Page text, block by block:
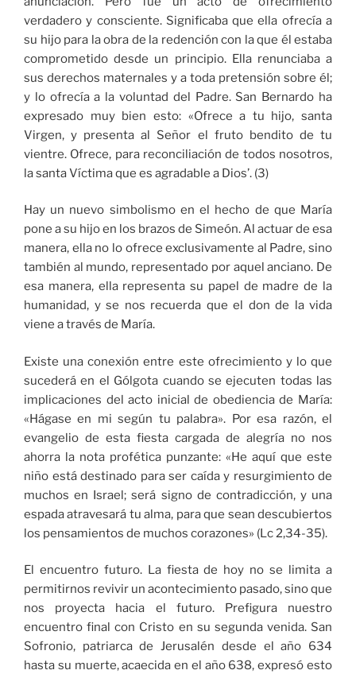
verdadero y consciente. Significaba que ella ofrecía a
su hijo para la obra de la redención con la que él estaba
comprometido desde un principio. Ella renunciaba a
sus derechos maternales y a toda pretensión sobre él;
y lo ofrecía a la voluntad del Padre. San Bernardo ha
expresado muy bien esto: «Ofrece a tu hijo, santa
Virgen, y presenta al Señor el fruto bendito de tu
vientre. Ofrece, para reconciliación de todos nosotros,
la santa Víctima que es agradable a Dios’. (3)
Hay un nuevo simbolismo en el hecho de que María
pone a su hijo en los brazos de Simeón. Al actuar de esa
manera, ella no lo ofrece exclusivamente al Padre, sino
también al mundo, representado por aquel anciano. De
esa manera, ella representa su papel de madre de la
humanidad, y se nos recuerda que el don de la vida
viene a través de María.
Existe una conexión entre este ofrecimiento y lo que
sucederá en el Gólgota cuando se ejecuten todas las
implicaciones del acto inicial de obediencia de María:
«Hágase en mi según tu palabra». Por esa razón, el
evangelio de esta fiesta cargada de alegría no nos
ahorra la nota profética punzante: «He aquí que este
niño está destinado para ser caída y resurgimiento de
muchos en Israel; será signo de contradicción, y una
espada atravesará tu alma, para que sean descubiertos
los pensamientos de muchos corazones» (Lc 2,34-35).
El encuentro futuro. La fiesta de hoy no se limita a
permitirnos revivir un acontecimiento pasado, sino que
nos proyecta hacia el futuro. Prefigura nuestro
encuentro final con Cristo en su segunda venida. San
Sofronio, patriarca de Jerusalén desde el año 634
hasta su muerte, acaecida en el año 638, expresó esto